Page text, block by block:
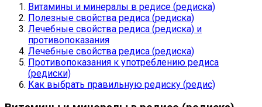
Витамины и минералы в редисе (редиска)
Полезные свойства редиса (редиска)
Лечебные свойства редиса (редиска) и
противопоказания
Лечебные свойства редиса (редиска)
Противопоказания к употреблению редиса
(редиски)
Как выбрать правильную редиску (редис)